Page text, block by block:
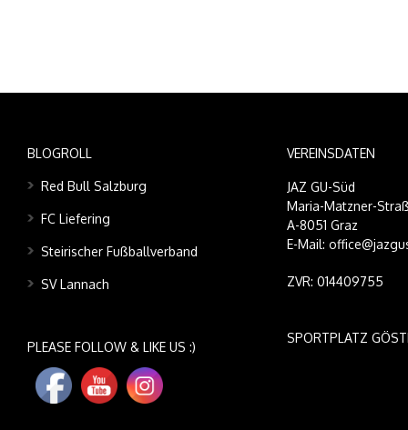
BLOGROLL
Red Bull Salzburg
FC Liefering
Steirischer Fußballverband
SV Lannach
PLEASE FOLLOW & LIKE US :)
VEREINSDATEN
JAZ GU-Süd
Maria-Matzner-
A-8051 Graz
E-Mail:
ZVR: 014409755
SPORTPLATZ